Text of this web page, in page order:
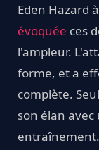
Eden Hazard
évoquée ces
l'ampleur.
forme, et a
complète.
son élan
entraînement.